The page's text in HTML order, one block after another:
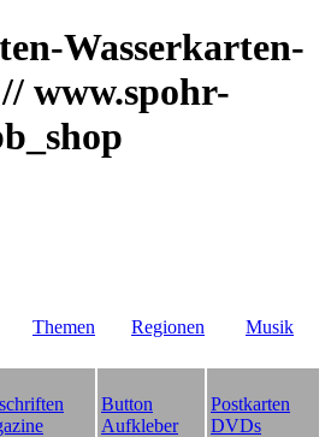
Wasserkarten-
www.spohr-
Themen Regionen Musik
Button
Aufkleber
Postkarten
DVDs